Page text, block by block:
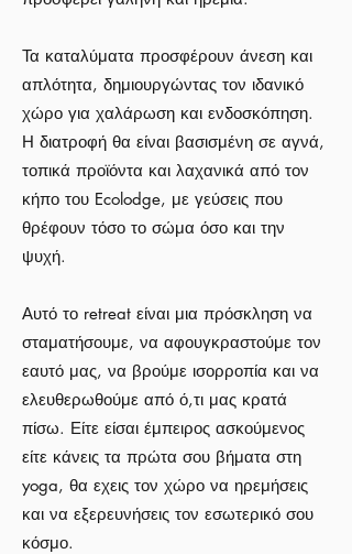
Τα καταλύματα προσφέρουν άνεση και
απλότητα, δημιουργώντας τον ιδανικό
χώρο για χαλάρωση και ενδοσκόπηση.
Η διατροφή θα είναι βασισμένη σε αγνά,
τοπικά προϊόντα και λαχανικά από τον
κήπο του Ecolodge, με γεύσεις που
θρέφουν τόσο το σώμα όσο και την
ψυχή.
Αυτό το retreat είναι μια πρόσκληση να
σταματήσουμε, να αφουγκραστούμε τον
εαυτό μας, να βρούμε ισορροπία και να
ελευθερωθούμε από ό,τι μας κρατά
πίσω. Είτε είσαι έμπειρος ασκούμενος
είτε κάνεις τα πρώτα σου βήματα στη
yoga, θα εχεις τον χώρο να ηρεμήσεις
και να εξερευνήσεις τον εσωτερικό σου
κόσμο.